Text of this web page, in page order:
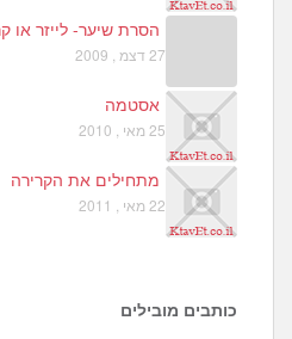
הסרת שיער- לייזר או
27 דצמ , 2009
אסטמה
25 מאי , 2010
מתחילים את הקרירה
22 מאי , 2011
כותבים מובילים